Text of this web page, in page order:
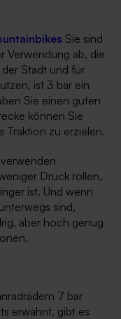
Sie sind
Verwendung ab, die
Stadt und für
ist 3 bar ein
Sie einen guten
können Sie
Traktion zu erzielen.
Druck rollen,
ist. Und wenn
sind,
aber hoch genug
7 bar
erwähnt, gibt es